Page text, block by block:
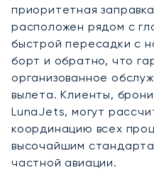
приоритетная
расположен рядом с
быстрой пересадки с
борт и обратно, что
организованное
вылета. Клиенты,
LunaJets, могут
координацию всех
высочайшим
частной авиации.